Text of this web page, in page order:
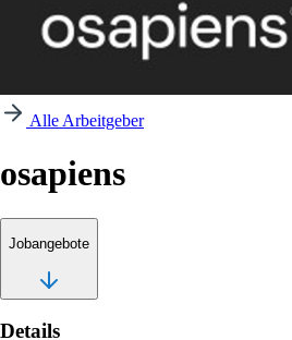
Alle Arbeitgeber
osapiens
Jobangebote
Details